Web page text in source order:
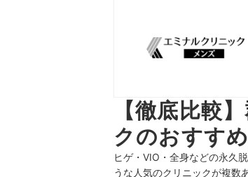
【徹底比較
クのおすす
ヒゲ・VIO・全身などの永久
うな人気のクリニックが複数